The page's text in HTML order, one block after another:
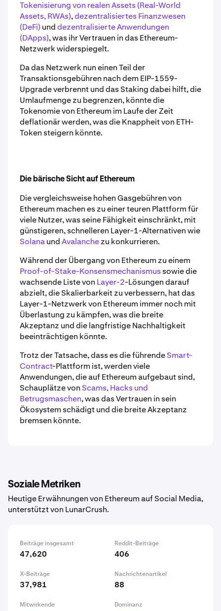
Tokenisierung von realen Assets (Real-World
Assets, RWAs),dezentralisiertes Finanzwesen
(DeFi) unddezentralisierte Anwendungen
(DApps), was ihr Vertrauen in das Ethereum-
Netzwerk widerspiegelt.
Da das Netzwerk nun einen Teil der
Transaktionsgebühren nach dem EIP-1559-
Upgrade verbrennt und das Staking dabei hilft, die
Umlaufmenge zu begrenzen, könnte die
Tokenomie von Ethereum im Laufe der Zeit
deflationär werden, was die Knappheit von ETH-
Token steigern könnte.
Die bärische Sicht auf Ethereum
Die vergleichsweise hohen Gasgebühren von
Ethereum machen es zu einer teuren Plattform für
viele Nutzer, was seine Fähigkeit einschränkt, mit
günstigeren, schnelleren Layer-1-Alternativen wie
SolanaundAvalanchezu konkurrieren.
Während der Übergang von Ethereum zu einem
Proof-of-Stake-Konsensmechanismussowie die
wachsende Liste von Layer-2-Lösungen darauf
abzielt, die Skalierbarkeit zu verbessern, hat das
Layer-1-Netzwerk von Ethereum immer noch mit
Überlastung zu kämpfen, was die breite
Akzeptanz und die langfristige Nachhaltigkeit
beeinträchtigen könnte.
Trotz der Tatsache, dass es die führendeSmart-
Contract-Plattform ist, werden viele
Anwendungen, die auf Ethereum aufgebaut sind,
Schauplätze vonScams, Hacks und
Betrugsmaschen, was das Vertrauen in sein
Ökosystem schädigt und die breite Akzeptanz
bremsen könnte.
Soziale Metriken
Heutige Erwähnungen von Ethereum auf Social Media,
unterstützt von LunarCrush.
Beiträge insgesamt
47,620
Reddit-Beiträge
406
X-Beiträge
37,981
Nachrichtenartikel
88
Mitwirkende Dominanz